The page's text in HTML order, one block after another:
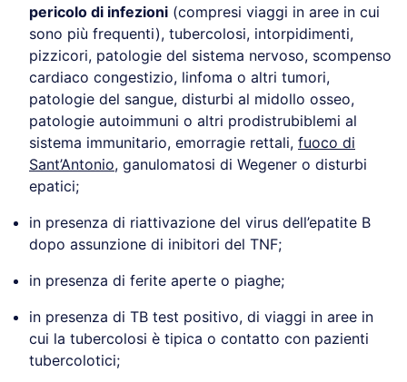
pericolo di infezioni (compresi viaggi in aree in cui
sono più frequenti), tubercolosi, intorpidimenti,
pizzicori, patologie del sistema nervoso, scompenso
cardiaco congestizio, linfoma o altri tumori,
patologie del sangue, disturbi al midollo osseo,
patologie autoimmuni o altri prodistrubiblemi al
sistema immunitario, emorragie rettali, fuoco di
Sant’Antonio, ganulomatosi di Wegener o disturbi
epatici;
in presenza di riattivazione del virus dell’epatite B
dopo assunzione di inibitori del TNF;
in presenza di ferite aperte o piaghe;
in presenza di TB test positivo, di viaggi in aree in
cui la tubercolosi è tipica o contatto con pazienti
tubercolotici;